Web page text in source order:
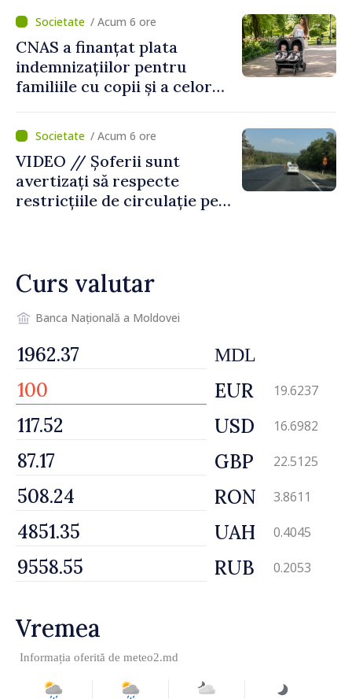
despre parcursul european
al Republicii Moldova.
/ Acum 6 ore
CNAS a finanțat plata
indemnizațiilor pentru
familiile cu copii și a celor
temporară de muncă
/ Acum 6 ore
VIDEO // Șoferii sunt
avertizați să respecte
restricțiile de circulație pe
Curs valutar
Banca Națională a Moldovei
MDL
EUR 19.6237
USD 16.6982
GBP 22.5125
RON 3.8611
UAH 0.4045
RUB 0.2053
Vremea
Informația oferită de meteo2.md